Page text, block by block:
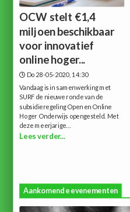
OCW stelt €1,4
miljoen beschikbaar
voor innovatief
online hoger...
Do 28-05-2020, 14:30
Vandaag is in samenwerking met
SURF de nieuwe ronde van de
subsidieregeling Open en Online
Hoger Onderwijs opengesteld. Met
deze meerjarige...
Lees verder...
Aankomende evenementen